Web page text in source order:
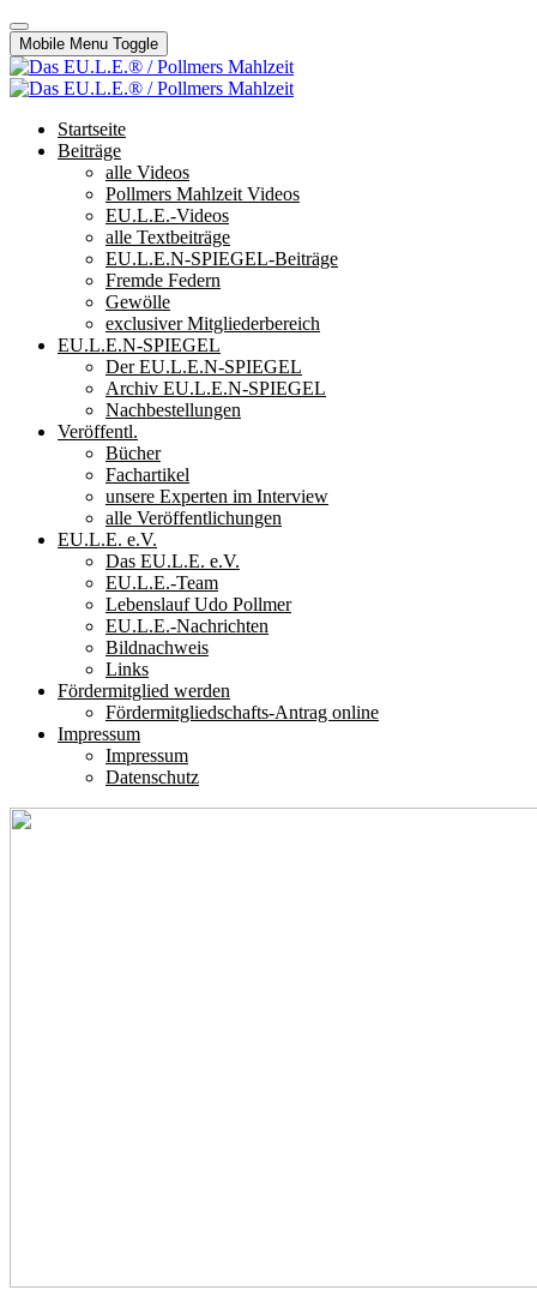
Mobile Menu Toggle
Startseite
Beiträge
alle Videos
Pollmers Mahlzeit Videos
EU.L.E.-Videos
alle Textbeiträge
EU.L.E.N-SPIEGEL-Beiträge
Fremde Federn
Gewölle
exclusiver Mitgliederbereich
EU.L.E.N-SPIEGEL
Der EU.L.E.N-SPIEGEL
Archiv EU.L.E.N-SPIEGEL
Nachbestellungen
Veröffentl.
Bücher
Fachartikel
unsere Experten im Interview
alle Veröffentlichungen
EU.L.E. e.V.
Das EU.L.E. e.V.
EU.L.E.-Team
Lebenslauf Udo Pollmer
EU.L.E.-Nachrichten
Bildnachweis
Links
Fördermitglied werden
Fördermitgliedschafts-Antrag online
Impressum
Impressum
Datenschutz